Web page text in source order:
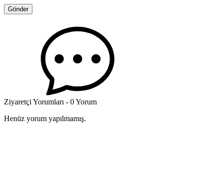
Ziyaretçi Yorumları - 0 Yorum
Henüz yorum yapılmamış.